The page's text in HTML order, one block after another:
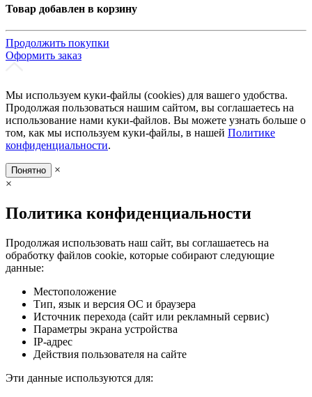
Товар добавлен в корзину
Продолжить покупки
Оформить заказ
Мы используем куки-файлы (cookies) для вашего удобства.
Продолжая пользоваться нашим сайтом, вы соглашаетесь на
использование нами куки-файлов. Вы можете узнать больше о
том, как мы используем куки-файлы, в нашей Политике
конфиденциальности.
Понятно
×
×
Политика конфиденциальности
Продолжая использовать наш сайт, вы соглашаетесь на
обработку файлов cookie, которые собирают следующие
данные:
Местоположение
Тип, язык и версия ОС и браузера
Источник перехода (сайт или рекламный сервис)
Параметры экрана устройства
IP-адрес
Действия пользователя на сайте
Эти данные используются для: